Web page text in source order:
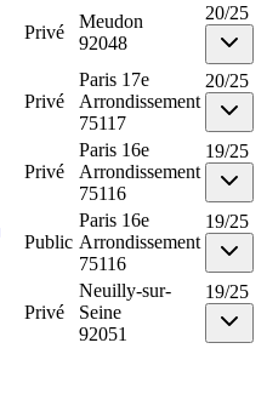
Privé
Meudon
92048
20/25
Privé
Paris 17e
Arrondissement
75117
20/25
Privé
Paris 16e
Arrondissement
75116
19/25
Public
Paris 16e
Arrondissement
75116
19/25
Privé
Neuilly-sur-
Seine
92051
19/25